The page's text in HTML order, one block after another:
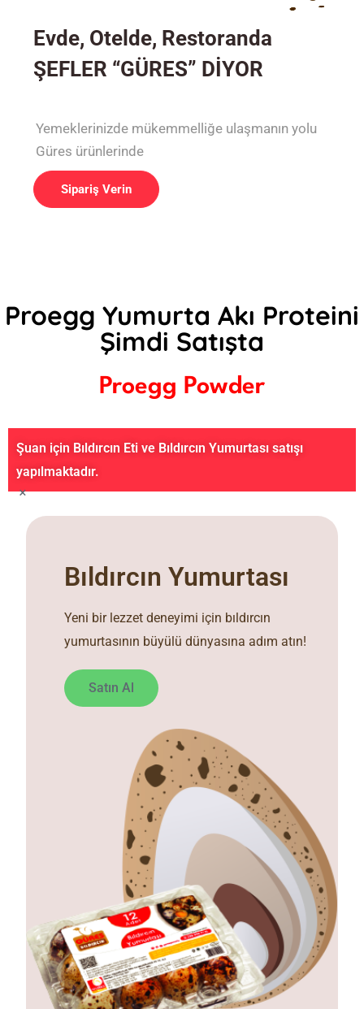
Evde, Otelde, Restoranda
ŞEFLER “GÜRES” DİYOR
Yemeklerinizde mükemmelliğe ulaşmanın yolu
Güres ürünlerinde
Sipariş Verin
Proegg Yumurta Akı Proteini
Şimdi Satışta
Proegg Powder
Şuan için Bıldırcın Eti ve Bıldırcın Yumurtası satışı
yapılmaktadır.
×
Bıldırcın Yumurtası
Yeni bir lezzet deneyimi için bıldırcın
yumurtasının büyülü dünyasına adım atın!
Satın Al